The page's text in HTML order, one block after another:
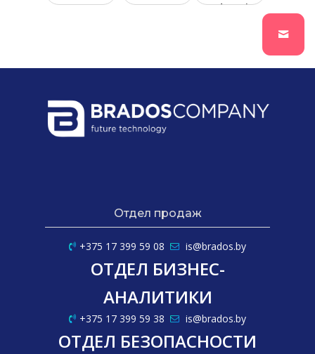
в
серии
Educati
Отдел продаж
+375 17 399 59 08 is@brados.by
ОТДЕЛ БИЗНЕС-
АНАЛИТИКИ
+375 17 399 59 38 is@brados.by
ОТДЕЛ БЕЗОПАСНОСТИ